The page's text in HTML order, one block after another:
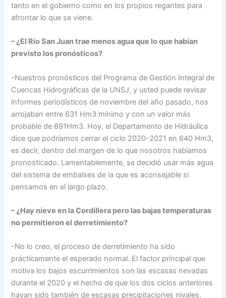
tanto en el gobierno como en los propios regantes para
afrontar lo que se viene.
– ¿El Río San Juan trae menos agua que lo que habían
previsto los pronósticos?
-Nuestros pronósticos del Programa de Gestión Integral de
Cuencas Hidrográficas de la UNSJ, y usted puede revisar
informes periodísticos de noviembre del año pasado, nos
arrojaban entre 631 Hm3 mínimo y con un valor más
probable de 691Hm3. Hoy, el Departamento de Hidráulica
dice que podríamos cerrar el ciclo 2020-2021 en 640 Hm3,
es decir, dentro del margen de lo que nosotros habíamos
pronosticado. Lamentablemente, se decidió usar más agua
del sistema de embalses de la que es aconsejable si
pensamos en el largo plazo.
– ¿Hay nieve en la Cordillera pero las bajas temperaturas
no permitieron el derretimiento?
-No lo creo, el proceso de derretimiento ha sido
prácticamente el esperado normal. El factor principal que
motiva los bajos escurrimientos son las escasas nevadas
durante el 2020 y el hecho de que los dos ciclos anteriores
hayan sido también de escasas precipitaciones nivales,